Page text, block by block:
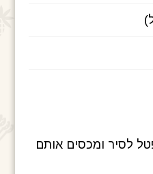
לסיר ומכסים אותם